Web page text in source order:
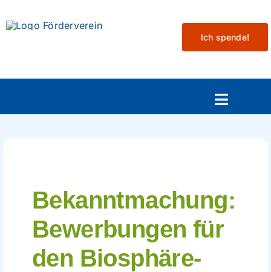
to
Ich spende!
Toggle
Veranstaltungen
Projekte
Bekanntmachung:
Bewerbungen für
den Biosphäre-